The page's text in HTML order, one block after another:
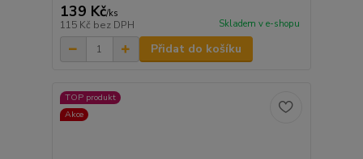
139 Kč/ks
115 Kč bez DPH Skladem v e-shopu
Přidat do košíku
TOP produkt
Akce